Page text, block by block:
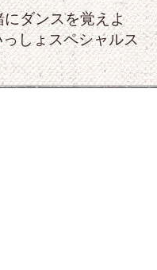
ダンスを覚えよ
しょスペシャルス